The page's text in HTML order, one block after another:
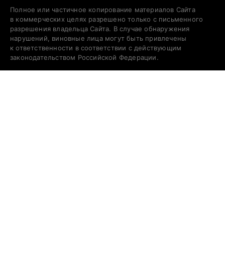
Полное или частичное копирование материалов Сайта
в коммерческих целях разрешено только с письменного
разрешения владельца Сайта. В случае обнаружения
нарушений, виновные лица могут быть привлечены
к ответственности в соответствии с действующим
законодательством Российской Федерации.